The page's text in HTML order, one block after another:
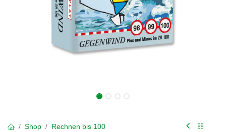
Shop
Rechnen bis 100